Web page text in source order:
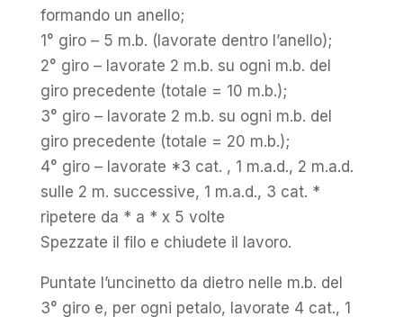
formando un anello;
1° giro – 5 m.b. (lavorate dentro l’anello);
2° giro – lavorate 2 m.b. su ogni m.b. del
giro precedente (totale = 10 m.b.);
3° giro – lavorate 2 m.b. su ogni m.b. del
giro precedente (totale = 20 m.b.);
4° giro – lavorate *3 cat. , 1 m.a.d., 2 m.a.d.
sulle 2 m. successive, 1 m.a.d., 3 cat. *
ripetere da * a * x 5 volte
Spezzate il filo e chiudete il lavoro.
Puntate l’uncinetto da dietro nelle m.b. del
3° giro e, per ogni petalo, lavorate 4 cat., 1